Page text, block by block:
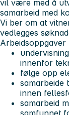
vil være med å
samarbeid med
Vi ber om at
vedlegges
Arbeidsoppgaver
innenfor
følge opp
samarbeide
innen
samarbeid
samfunnet